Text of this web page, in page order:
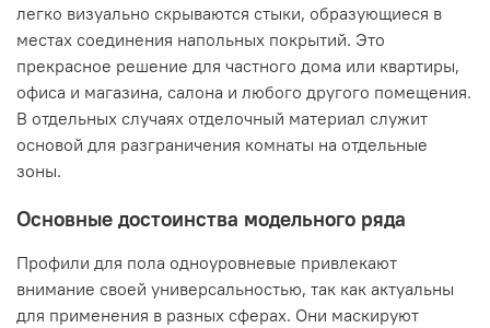
легко визуально скрываются стыки, образующиеся в
местах соединения напольных покрытий. Это
прекрасное решение для частного дома или квартиры,
офиса и магазина, салона и любого другого помещения.
В отдельных случаях отделочный материал служит
основой для разграничения комнаты на отдельные
зоны.
Основные достоинства модельного ряда
Профили для пола одноуровневые привлекают
внимание своей универсальностью, так как актуальны
для применения в разных сферах. Они маскируют